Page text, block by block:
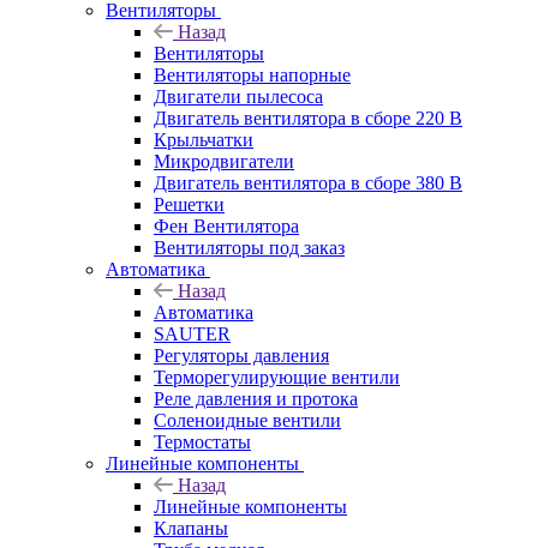
Вентиляторы
Назад
Вентиляторы
Вентиляторы напорные
Двигатели пылесоса
Двигатель вентилятора в сборе 220 В
Крыльчатки
Микродвигатели
Двигатель вентилятора в сборе 380 В
Решетки
Фен Вентилятора
Вентиляторы под заказ
Автоматика
Назад
Автоматика
SAUTER
Регуляторы давления
Терморегулирующие вентили
Реле давления и протока
Соленоидные вентили
Термостаты
Линейные компоненты
Назад
Линейные компоненты
Клапаны